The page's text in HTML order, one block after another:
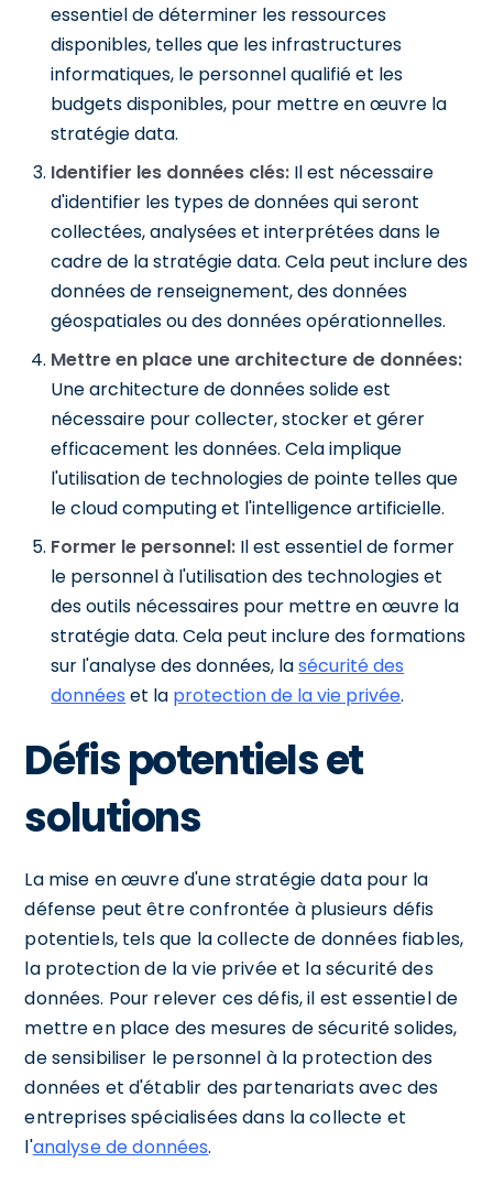
essentiel de déterminer les ressources
disponibles, telles que les infrastructures
informatiques, le personnel qualifié et les
budgets disponibles, pour mettre en œuvre la
stratégie data.
Identifier les données clés: Il est nécessaire
d'identifier les types de données qui seront
collectées, analysées et interprétées dans le
cadre de la stratégie data. Cela peut inclure des
données de renseignement, des données
géospatiales ou des données opérationnelles.
Mettre en place une architecture de données:
Une architecture de données solide est
nécessaire pour collecter, stocker et gérer
efficacement les données. Cela implique
l'utilisation de technologies de pointe telles que
le cloud computing et l'intelligence artificielle.
Former le personnel: Il est essentiel de former
le personnel à l'utilisation des technologies et
des outils nécessaires pour mettre en œuvre la
stratégie data. Cela peut inclure des formations
sur l'analyse des données, lasécurité des
données et la protection de la vie privée.
Défis potentiels et
solutions
La mise en œuvre d'une stratégie data pour la
défense peut être confrontée à plusieurs défis
potentiels, tels que la collecte de données fiables,
la protection de la vie privée et la sécurité des
données. Pour relever ces défis, il est essentiel de
mettre en place des mesures de sécurité solides,
de sensibiliser le personnel à la protection des
données et d'établir des partenariats avec des
entreprises spécialisées dans la collecte et
l'analyse de données.